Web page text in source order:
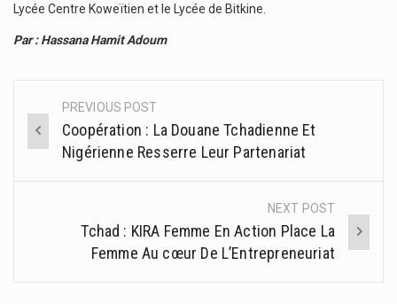
Lycée Centre Koweïtien et le Lycée de Bitkine.
Par : Hassana Hamit Adoum
Post
navigation
PREVIOUS POST
Coopération : La Douane Tchadienne Et
Nigérienne Resserre Leur Partenariat
NEXT POST
Tchad : KIRA Femme En Action Place La
Femme Au cœur De L’Entrepreneuriat